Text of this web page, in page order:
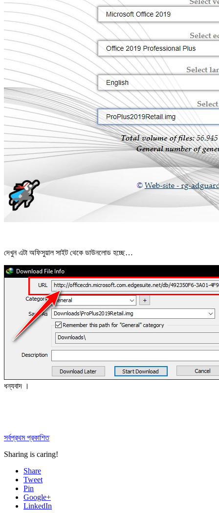
দেখুন এটা অফিসুয়াল সাইট থেকে ডাউনলোড হচ্ছে…
ধন্যবাদ ।
সর্বপ্রথম প্রকাশিত
Sharing is caring!
Share
Tweet
Pin
Google+
LinkedIn